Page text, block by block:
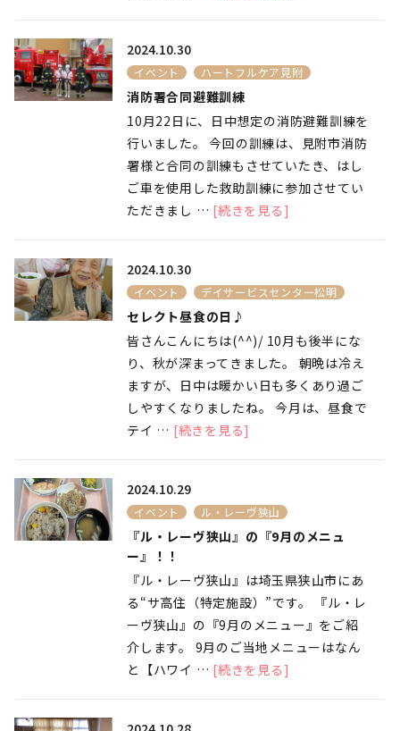
2024.10.30
イベント ハートフルケア見附
消防署合同避難訓練
10月22日に、日中想定の消防避難訓練を
行いました。 今回の訓練は、見附市消防
署様と合同の訓練もさせていたき、はし
ご車を使用した救助訓練に参加させてい
ただきまし … [続きを見る]
2024.10.30
イベント デイサービスセンター松明
セレクト昼食の日♪
皆さんこんにちは(^^)/ 10月も後半にな
り、秋が深まってきました。 朝晩は冷え
ますが、日中は暖かい日も多くあり過ご
しやすくなりましたね。 今月は、昼食で
テイ … [続きを見る]
2024.10.29
イベント ル・レーヴ狭山
『ル・レーヴ狭山』の『9月のメニュ
ー』！！
『ル・レーヴ狭山』は埼玉県狭山市にあ
る“サ高住（特定施設）”です。 『ル・レ
ーヴ狭山』の『9月のメニュー』をご紹
介します。 9月のご当地メニューはなん
と【ハワイ … [続きを見る]